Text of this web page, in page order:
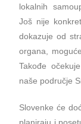
lokalnih
Još nije
dokazuje od
organa,
Takođe
naše područje
Slovenke će